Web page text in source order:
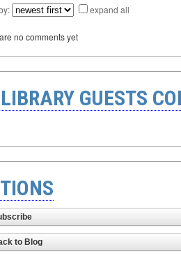
expand all
no comments yet
LIBRARY GUESTS
to Blog